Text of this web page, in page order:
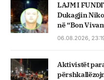
LAJM I
Dukagjin
në “Bon
06.08.2026,
Aktivistët